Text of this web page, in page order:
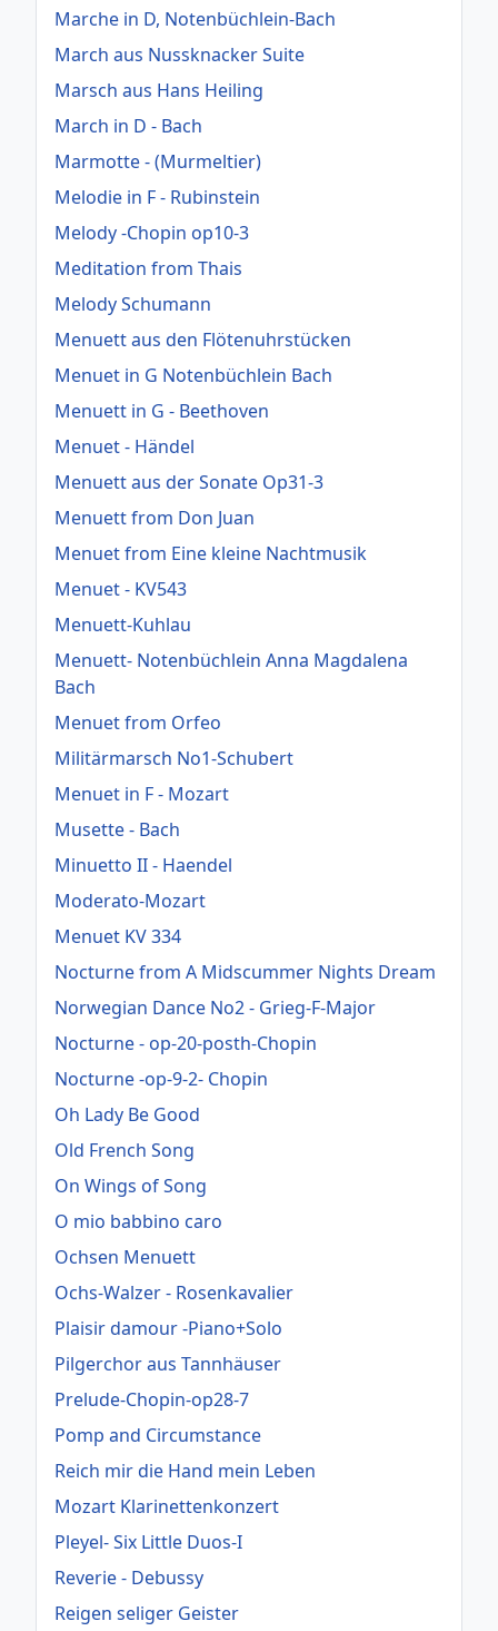
Marche in D, Notenbüchlein-Bach
March aus Nussknacker Suite
Marsch aus Hans Heiling
March in D - Bach
Marmotte - (Murmeltier)
Melodie in F - Rubinstein
Melody -Chopin op10-3
Meditation from Thais
Melody Schumann
Menuett aus den Flötenuhrstücken
Menuet in G Notenbüchlein Bach
Menuett in G - Beethoven
Menuet - Händel
Menuett aus der Sonate Op31-3
Menuett from Don Juan
Menuet from Eine kleine Nachtmusik
Menuet - KV543
Menuett-Kuhlau
Menuett- Notenbüchlein Anna Magdalena
Bach
Menuet from Orfeo
Militärmarsch No1-Schubert
Menuet in F - Mozart
Musette - Bach
Minuetto II - Haendel
Moderato-Mozart
Menuet KV 334
Nocturne from A Midscummer Nights Dream
Norwegian Dance No2 - Grieg-F-Major
Nocturne - op-20-posth-Chopin
Nocturne -op-9-2- Chopin
Oh Lady Be Good
Old French Song
On Wings of Song
O mio babbino caro
Ochsen Menuett
Ochs-Walzer - Rosenkavalier
Plaisir damour -Piano+Solo
Pilgerchor aus Tannhäuser
Prelude-Chopin-op28-7
Pomp and Circumstance
Reich mir die Hand mein Leben
Mozart Klarinettenkonzert
Pleyel- Six Little Duos-I
Reverie - Debussy
Reigen seliger Geister